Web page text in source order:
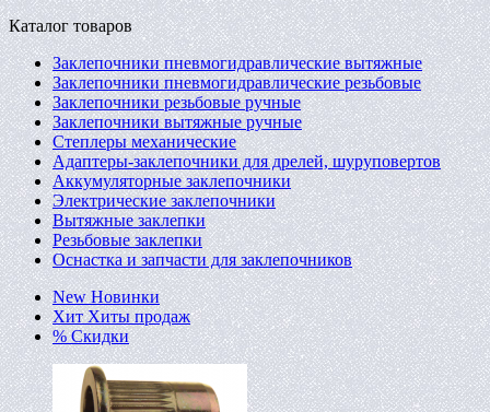
Каталог товаров
Заклепочники пневмогидравлические вытяжные
Заклепочники пневмогидравлические резьбовые
Заклепочники резьбовые ручные
Заклепочники вытяжные ручные
Степлеры механические
Адаптеры-заклепочники для дрелей, шуруповертов
Аккумуляторные заклепочники
Электрические заклепочники
Вытяжные заклепки
Резьбовые заклепки
Оснастка и запчасти для заклепочников
New Новинки
Хит Хиты продаж
% Скидки